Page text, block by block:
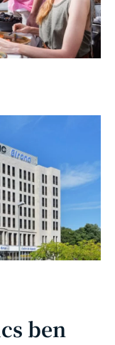
ben